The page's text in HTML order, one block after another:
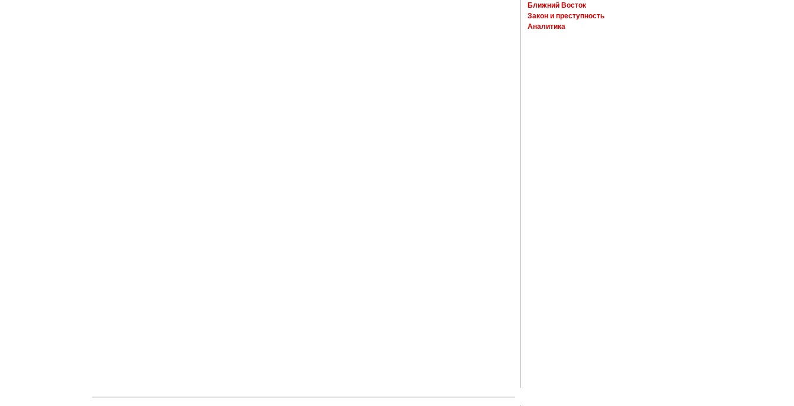
Ближний Восток
Закон и преступность
Аналитика